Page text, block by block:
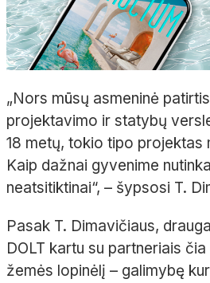
„Nors mūsų asmeninė
projektavimo ir statybų
18 metų, tokio tipo projektas
Kaip dažnai gyvenime nutinka
neatsitiktinai“, – šypsosi T.
Pasak T. Dimavičiaus,
DOLT kartu su partneriais čia
žemės lopinėlį – galimybę